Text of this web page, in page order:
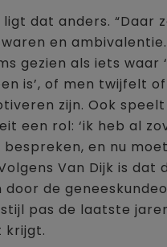
dat anders. “Daar
en
gezien als iets waar
is’, of men twijfelt
zijn. Ook
een rol: ‘ik heb al
en nu
Van Dijk is dat
de
pas de laatste
krijgt.